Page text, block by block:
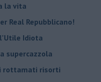
la vita
Real Repubblicano!
Idiota
supercazzola
rottamati risorti